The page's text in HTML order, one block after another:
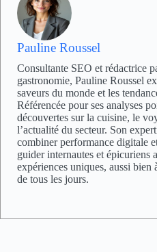
Pauline Roussel
Consultante SEO et rédactrice
gastronomie, Pauline Roussel
saveurs du monde et les
Référencée pour ses analyses
découvertes sur la cuisine, le
l’actualité du secteur. Son
combiner performance digitale
guider internautes et épicuriens
expériences uniques, aussi bien
de tous les jours.